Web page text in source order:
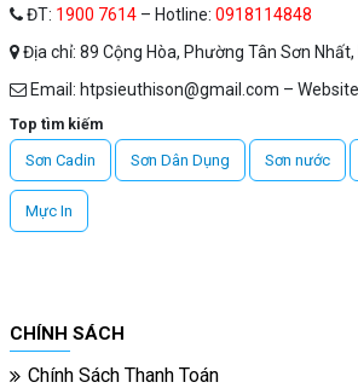
ĐT: 1900 7614 – Hotline: 0918114848
Địa chỉ: 89 Cộng Hòa, Phường Tân Sơn Nhất,
Email: htpsieuthison@gmail.com –
Top tìm kiếm
Sơn Cadin
Sơn Dân Dụng Sơn nước
Mực In
CHÍNH SÁCH
Chính Sách Thanh Toán